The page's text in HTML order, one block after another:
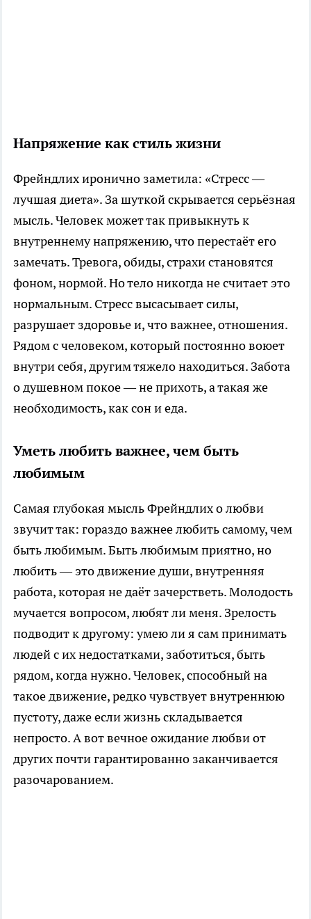
Напряжение как стиль жизни
Фрейндлих иронично заметила: «Стресс —
лучшая диета». За шуткой скрывается серьёзная
мысль. Человек может так привыкнуть к
внутреннему напряжению, что перестаёт его
замечать. Тревога, обиды, страхи становятся
фоном, нормой. Но тело никогда не считает это
нормальным. Стресс высасывает силы,
разрушает здоровье и, что важнее, отношения.
Рядом с человеком, который постоянно воюет
внутри себя, другим тяжело находиться. Забота
о душевном покое — не прихоть, а такая же
необходимость, как сон и еда.
Уметь любить важнее, чем быть
любимым
Самая глубокая мысль Фрейндлих о любви
звучит так: гораздо важнее любить самому, чем
быть любимым. Быть любимым приятно, но
любить — это движение души, внутренняя
работа, которая не даёт зачерстветь. Молодость
мучается вопросом, любят ли меня. Зрелость
подводит к другому: умею ли я сам принимать
людей с их недостатками, заботиться, быть
рядом, когда нужно. Человек, способный на
такое движение, редко чувствует внутреннюю
пустоту, даже если жизнь складывается
непросто. А вот вечное ожидание любви от
других почти гарантированно заканчивается
разочарованием.